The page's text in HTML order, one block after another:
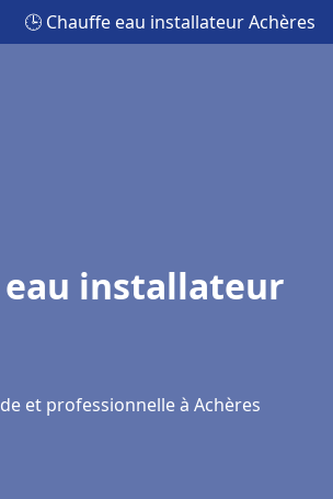
🕒 Chauffe eau installateur Achères
eau installateur
et professionnelle à Achères